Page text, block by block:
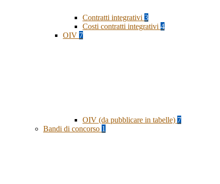
Contratti integrativi 3
Costi contratti integrativi 4
OIV 7
OIV (da pubblicare in tabelle) 7
Bandi di concorso 1